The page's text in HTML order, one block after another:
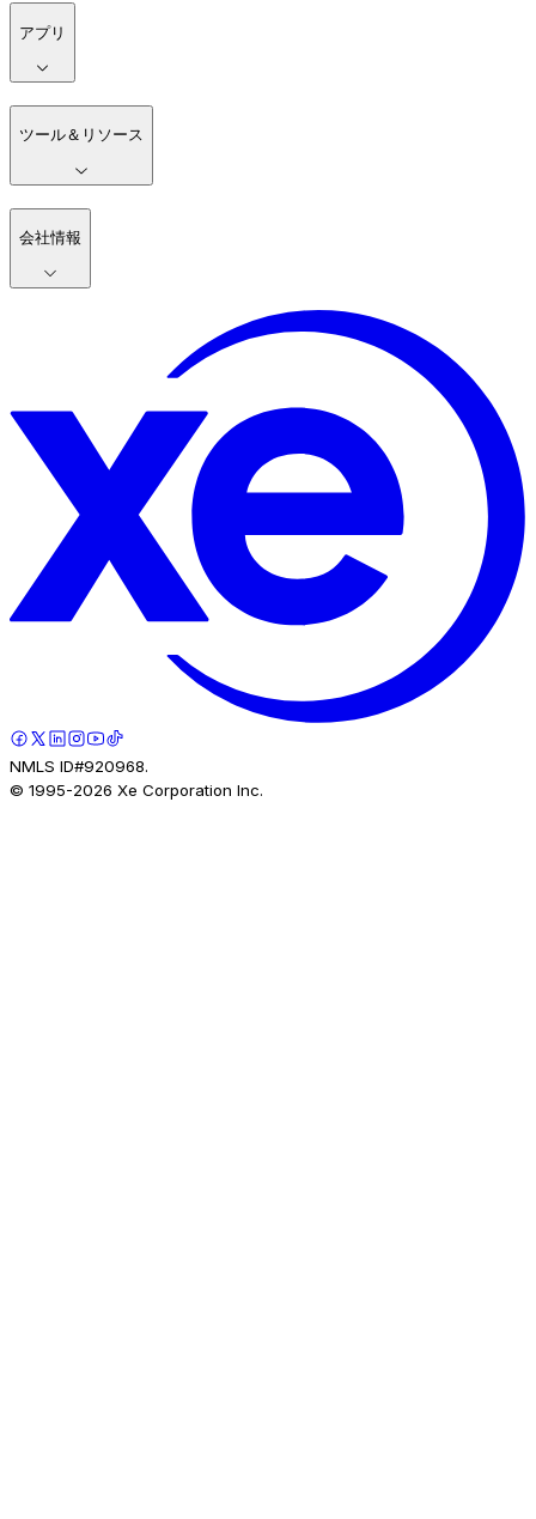
アプリ
ツール＆リソース
会社情報
NMLS ID#920968.
© 1995-2026 Xe Corporation Inc.